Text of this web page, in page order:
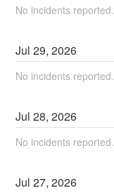
No incidents reported.
Jul29,2026
No incidents reported.
Jul28,2026
No incidents reported.
Jul27,2026